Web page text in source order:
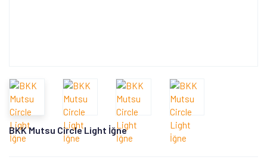
BKK Mutsu Circle Light İğne